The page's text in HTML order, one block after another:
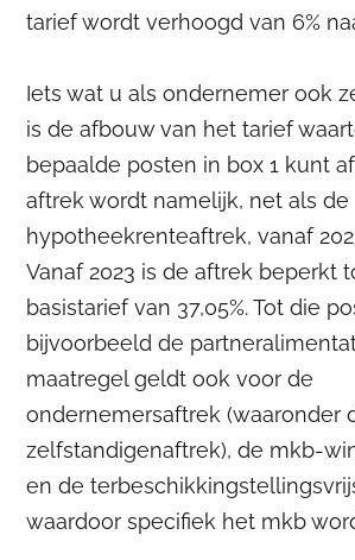
tarief wordt verhoogd van 6%
Iets wat u als ondernemer ook
is de afbouw van het tarief
bepaalde posten in box 1 kunt
aftrek wordt namelijk, net als de
hypotheekrenteaftrek, vanaf
Vanaf 2023 is de aftrek beperkt
basistarief van 37,05%. Tot die
bijvoorbeeld de
maatregel geldt ook voor de
ondernemersaftrek (waaronder
zelfstandigenaftrek), de mkb-
en de
waardoor specifiek het mkb